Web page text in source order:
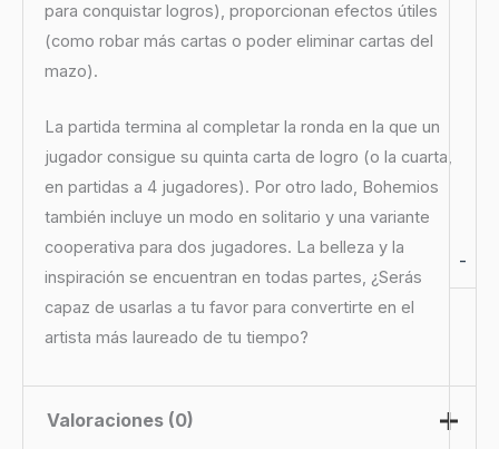
-
para conquistar logros), proporcionan efectos útiles
(como robar más cartas o poder eliminar cartas del
mazo).
La partida termina al completar la ronda en la que un
jugador consigue su quinta carta de logro (o la cuarta,
en partidas a 4 jugadores). Por otro lado, Bohemios
también incluye un modo en solitario y una variante
cooperativa para dos jugadores. La belleza y la
inspiración se encuentran en todas partes, ¿Serás
capaz de usarlas a tu favor para convertirte en el
artista más laureado de tu tiempo?
Valoraciones (0)